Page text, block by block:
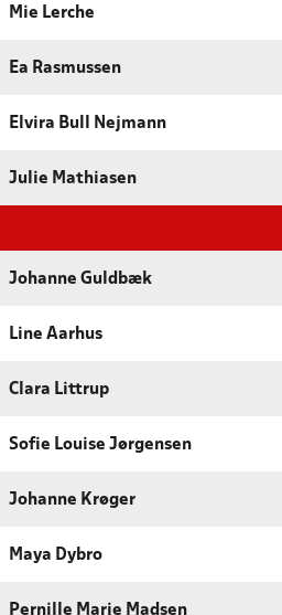
Mie Lerche
Ea Rasmussen
Elvira Bull Nejmann
Julie Mathiasen
Johanne Guldbæk
Line Aarhus
Clara Littrup
Sofie Louise Jørgensen
Johanne Krøger
Maya Dybro
Pernille Marie Madsen